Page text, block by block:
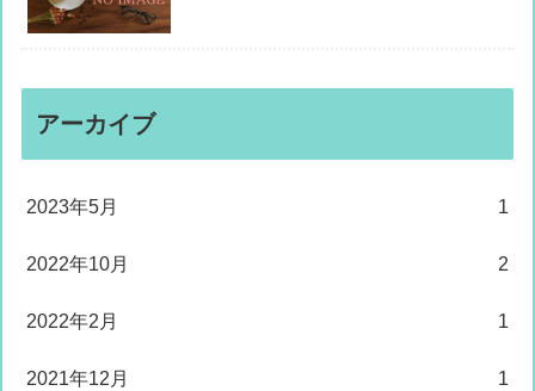
アーカイブ
2023年5月 1
2022年10月 2
2022年2月 1
2021年12月 1